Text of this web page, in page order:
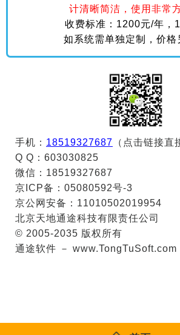
计清晰简洁，使用非常方
收费标准：1200元/年，
如系统需单独定制，价格
手机： 18519327687 （点击链接直
Q Q：603030825
微信：18519327687
京ICP备：05080592号-3
京公网安备：11010502019954
北京天地通途科技有限责任公司
© 2005-2035 版权所有
通途软件 － www.TongTuSoft.com